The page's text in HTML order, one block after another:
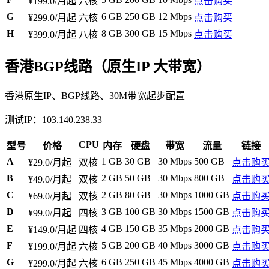
G
¥299.0/月起 六核 6 GB 250 GB 12 Mbps 点击购买
H
¥399.0/月起 八核 8 GB 300 GB 15 Mbps 点击购买
香港BGP线路（原生IP 大带宽）
香港原生IP、BGP线路、30M带宽起步配置
测试IP：103.140.238.33
型号 价格 CPU 内存 硬盘 带宽 流量
链接
A
¥29.0/月起 双核 1 GB 30 GB 30 Mbps 500 GB
点击购买
B
¥49.0/月起 双核 2 GB 50 GB 30 Mbps 800 GB
点击购买
C
¥69.0/月起 双核 2 GB 80 GB 30 Mbps 1000 GB 点击购买
D
¥99.0/月起 四核 3 GB 100 GB 30 Mbps 1500 GB 点击购买
E
¥149.0/月起 四核 4 GB 150 GB 35 Mbps 2000 GB 点击购买
F
¥199.0/月起 六核 5 GB 200 GB 40 Mbps 3000 GB 点击购买
G
¥299.0/月起 六核 6 GB 250 GB 45 Mbps 4000 GB 点击购买